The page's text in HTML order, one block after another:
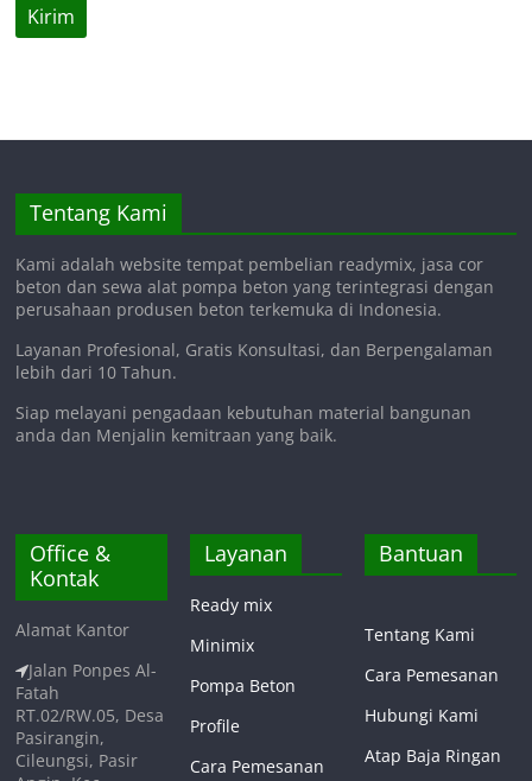
Tentang Kami
Kami adalah website tempat pembelian readymix, jasa cor
beton dan sewa alat pompa beton yang terintegrasi dengan
perusahaan produsen beton terkemuka di Indonesia.
Layanan Profesional, Gratis Konsultasi, dan Berpengalaman
lebih dari 10 Tahun.
Siap melayani pengadaan kebutuhan material bangunan
anda dan Menjalin kemitraan yang baik.
Office &
Kontak
Alamat Kantor
Jalan Ponpes Al-
Fatah
RT.02/RW.05, Desa
Pasirangin,
Cileungsi, Pasir
Layanan
Ready mix
Minimix
Pompa Beton
Profile
Cara Pemesanan
Bantuan
Tentang Kami
Cara Pemesanan
Hubungi Kami
Atap Baja Ringan